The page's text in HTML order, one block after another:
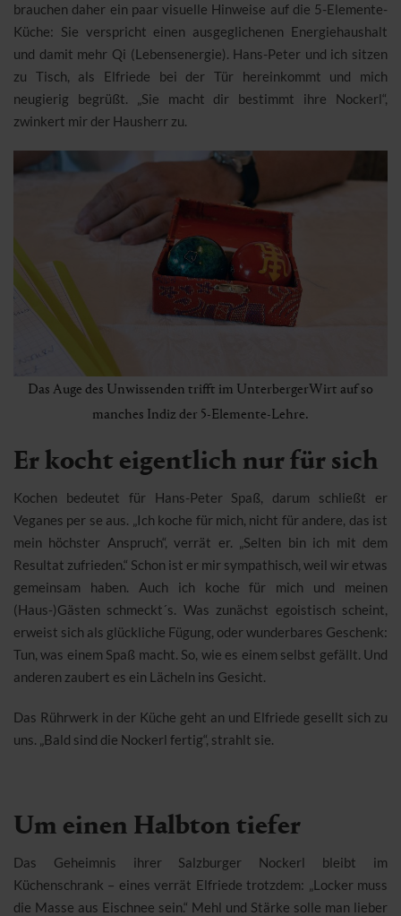
brauchen daher ein paar visuelle Hinweise auf die 5-Elemente-
Küche: Sie verspricht einen ausgeglichenen Energiehaushalt
und damit mehr Qi (Lebensenergie). Hans-Peter und ich sitzen
zu Tisch, als Elfriede bei der Tür hereinkommt und mich
neugierig begrüßt. „Sie macht dir bestimmt ihre Nockerl“,
zwinkert mir der Hausherr zu.
Das Auge des Unwissenden trifft im UnterbergerWirt auf so
manches Indiz der 5-Elemente-Lehre.
Er kocht eigentlich nur für sich
Kochen bedeutet für Hans-Peter Spaß, darum schließt er
Veganes per se aus. „Ich koche für mich, nicht für andere, das ist
mein höchster Anspruch“, verrät er. „Selten bin ich mit dem
Resultat zufrieden.“ Schon ist er mir sympathisch, weil wir etwas
gemeinsam haben. Auch ich koche für mich und meinen
(Haus-)Gästen schmeckt´s. Was zunächst egoistisch scheint,
erweist sich als glückliche Fügung, oder wunderbares Geschenk:
Tun, was einem Spaß macht. So, wie es einem selbst gefällt. Und
anderen zaubert es ein Lächeln ins Gesicht.
Das Rührwerk in der Küche geht an und Elfriede gesellt sich zu
uns. „Bald sind die Nockerl fertig“, strahlt sie.
Um einen Halbton tiefer
Das Geheimnis ihrer Salzburger Nockerl bleibt im
Küchenschrank – eines verrät Elfriede trotzdem: „Locker muss
die Masse aus Eischnee sein.“ Mehl und Stärke solle man lieber